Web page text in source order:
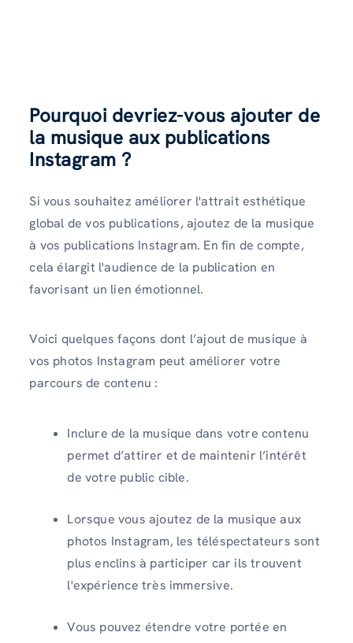
Pourquoi devriez-vous ajouter de
la musique aux publications
Instagram ?
Si vous souhaitez améliorer l'attrait esthétique
global de vos publications, ajoutez de la musique
à vos publications Instagram. En fin de compte,
cela élargit l'audience de la publication en
favorisant un lien émotionnel.
Voici quelques façons dont l’ajout de musique à
vos photos Instagram peut améliorer votre
parcours de contenu :
Inclure de la musique dans votre contenu
permet d’attirer et de maintenir l’intérêt
de votre public cible.
Lorsque vous ajoutez de la musique aux
photos Instagram, les téléspectateurs sont
plus enclins à participer car ils trouvent
l'expérience très immersive.
Vous pouvez étendre votre portée en